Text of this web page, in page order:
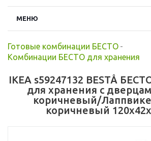
МЕНЮ
Готовые комбинации БЕСТО -
Комбинации БЕСТО для хранения
IKEA s59247132 BESTÅ
для хранения с
коричневый/
коричневый